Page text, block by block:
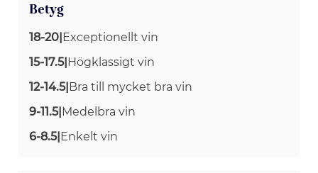
Betyg
18-20|Exceptionellt vin
15-17.5|Högklassigt vin
12-14.5|Bra till mycket bra vin
9-11.5|Medelbra vin
6-8.5|Enkelt vin